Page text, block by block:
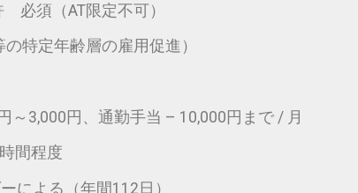
須（AT限定不可）
特定年齢層の雇用促進）
3,000円、通勤手当 – 10,000円まで / 月
間程度
よる（年間112日）